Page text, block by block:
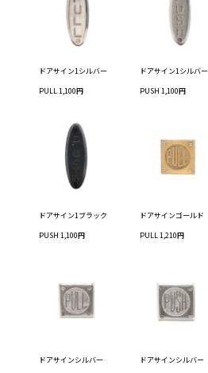
ドアサイン1シルバー
PULL 1,100円
ドアサイン1シルバー
PUSH 1,100円
ドアサイン1ブラック
PUSH 1,100円
ドアサインゴールド
PULL 1,210円
ドアサインシルバー
ドアサインシルバー